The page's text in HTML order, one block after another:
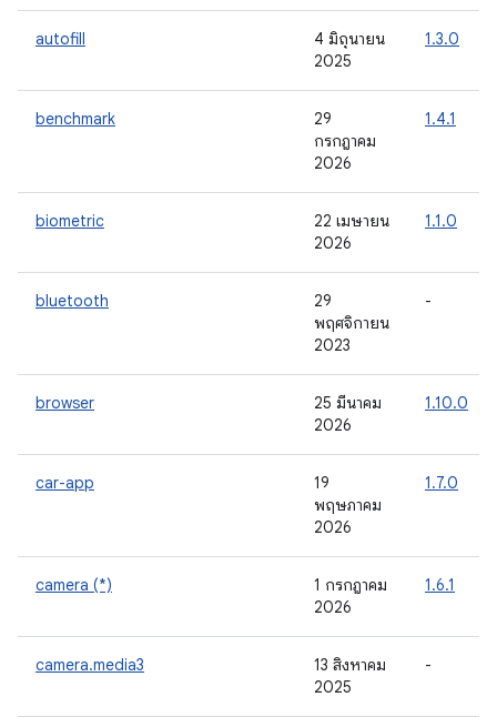
autofill
4 มิถุนายน
2025
1.3.0
benchmark
29
กรกฎาคม
2026
1.4.1
biometric
22 เมษายน
2026
1.1.0
bluetooth
29
พฤศจิกายน
2023
-
browser
25 มีนาคม
2026
1.10.0
car-app
19
พฤษภาคม
2026
1.7.0
camera (*)
1 กรกฎาคม
2026
1.6.1
camera.media3
13 สิงหาคม
2025
-